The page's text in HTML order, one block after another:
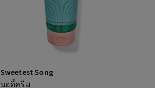
Sweetest Song
บอดี้ครีม